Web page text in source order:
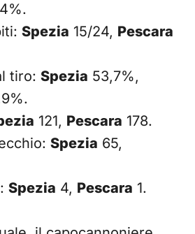
Spezia 15/24, Pescara
tiro: Spezia 53,7%,
121, Pescara 178.
Spezia 65,
Spezia 4, Pescara 1.